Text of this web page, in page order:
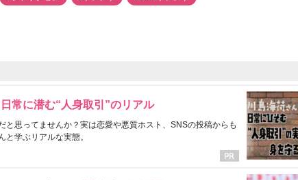
常に潜む“人身取引”のリアル
と思ってませんか？実は恋愛や悪質ホスト、SNSの投稿からも
と学ぶリアルな実態。